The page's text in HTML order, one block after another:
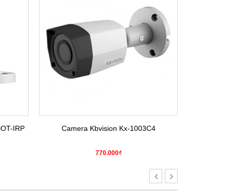
IRP Camera Kbvision Kx-1003C4
770.000₫